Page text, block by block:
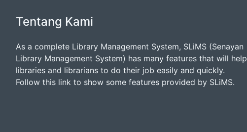
Tentang Kami
As a complete Library Management System, SLiMS (Senayan
Library Management System) has many features that will help
libraries and librarians to do their job easily and quickly.
Follow this link to show some features provided by SLiMS.